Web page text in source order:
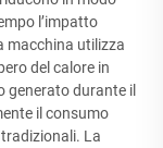
l’impatto
macchina utilizza
del calore in
generato durante il
il consumo
La